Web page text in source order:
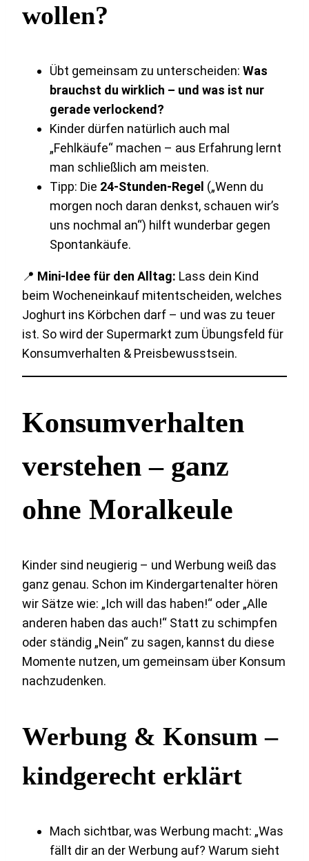
wollen?
Übt gemeinsam zu unterscheiden: Was
brauchst du wirklich – und was ist nur
gerade verlockend?
Kinder dürfen natürlich auch mal
„Fehlkäufe“ machen – aus Erfahrung lernt
man schließlich am meisten.
Tipp: Die 24-Stunden-Regel („Wenn du
morgen noch daran denkst, schauen wir’s
uns nochmal an“) hilft wunderbar gegen
Spontankäufe.
📍 Mini-Idee für den Alltag: Lass dein Kind
beim Wocheneinkauf mitentscheiden, welches
Joghurt ins Körbchen darf – und was zu teuer
ist. So wird der Supermarkt zum Übungsfeld für
Konsumverhalten & Preisbewusstsein.
Konsumverhalten
verstehen – ganz
ohne Moralkeule
Kinder sind neugierig – und Werbung weiß das
ganz genau. Schon im Kindergartenalter hören
wir Sätze wie: „Ich will das haben!“ oder „Alle
anderen haben das auch!“ Statt zu schimpfen
oder ständig „Nein“ zu sagen, kannst du diese
Momente nutzen, um gemeinsam über Konsum
nachzudenken.
Werbung & Konsum –
kindgerecht erklärt
Mach sichtbar, was Werbung macht: „Was
fällt dir an der Werbung auf? Warum sieht